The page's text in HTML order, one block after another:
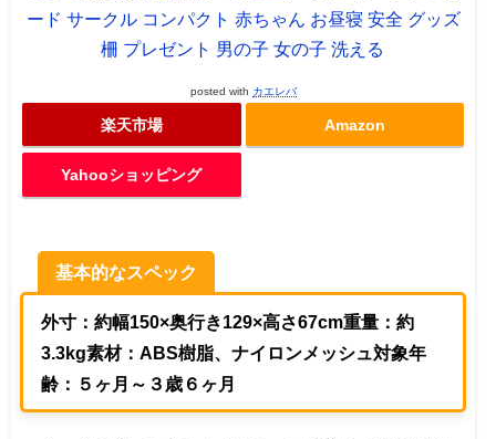
ード サークル コンパクト 赤ちゃん お昼寝 安全 グッズ
柵 プレゼント 男の子 女の子 洗える
posted with カエレバ
楽天市場 Amazon
Yahooショッピング
基本的なスペック
外寸：約幅150×奥行き129×高さ67cm重量：約
3.3kg素材：ABS樹脂、ナイロンメッシュ 対象年
齢：５ヶ月～３歳６ヶ月